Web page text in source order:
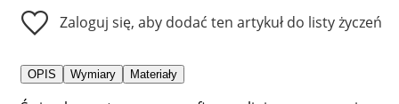
Zaloguj się, aby dodać ten artykuł do listy życzeń
OPIS Wymiary Materiały